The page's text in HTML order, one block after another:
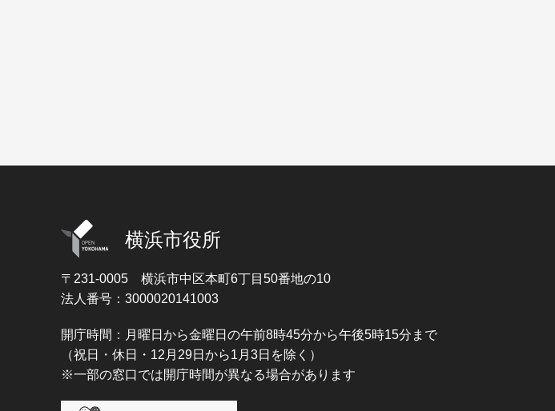
横浜市役所
〒231-0005 横浜市中区本町6丁目50番地の10
法人番号：3000020141003
開庁時間：月曜日から金曜日の午前8時45分から午後5時15分まで
（祝日・休日・12月29日から1月3日を除く）
※一部の窓口では開庁時間が異なる場合があります